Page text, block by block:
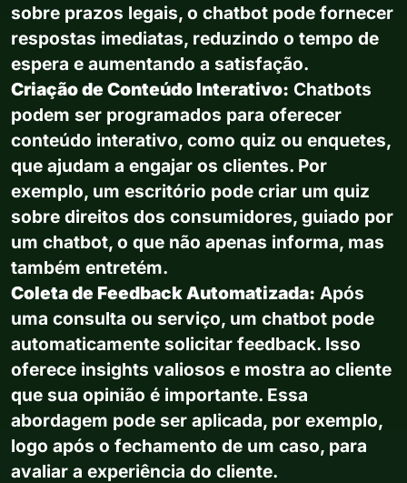
sobre prazos legais, o chatbot pode fornecer
respostas imediatas, reduzindo o tempo de
espera e aumentando a satisfação.
Criação de Conteúdo Interativo: Chatbots
podem ser programados para oferecer
conteúdo interativo, como quiz ou enquetes,
que ajudam a engajar os clientes. Por
exemplo, um escritório pode criar um quiz
sobre direitos dos consumidores, guiado por
um chatbot, o que não apenas informa, mas
também entretém.
Coleta de Feedback Automatizada: Após
uma consulta ou serviço, um chatbot pode
automaticamente solicitar feedback. Isso
oferece insights valiosos e mostra ao cliente
que sua opinião é importante. Essa
abordagem pode ser aplicada, por exemplo,
logo após o fechamento de um caso, para
avaliar a experiência do cliente.